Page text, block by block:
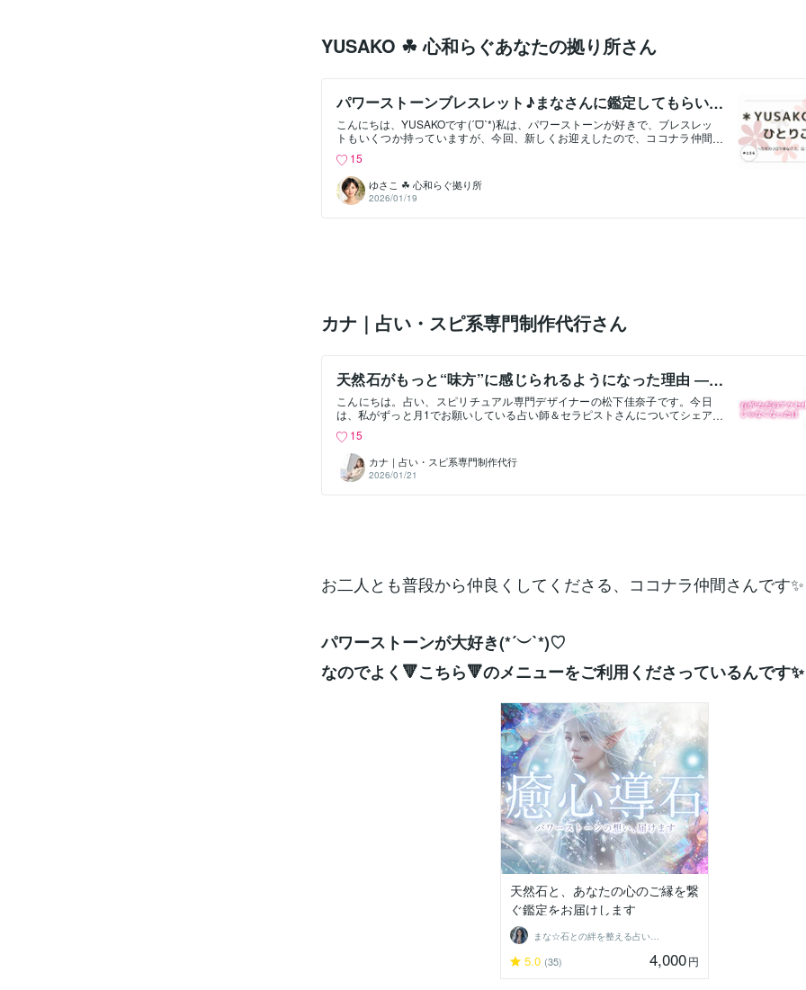
YUSAKO ☘ 心和らぐあなたの拠り所さん
パワーストーンブレスレット♪まなさんに鑑定してもらい
ました✨
こんにちは、YUSAKOです(ˊᗜˋ*)私は、パワーストーンが好きで、ブレスレッ
トもいくつか持っていますが、今回、新しくお迎えしたので、ココナラ仲間
すが、その時の鑑定結果が、ものすごく納得できて、もともと大好きだった
ブレスレットですが、さらに愛着が湧いたんですよね♪今回、まなさんにお願
いしたのは、こちらのブレスレット✨✼••┈┈••✼••┈┈••✼ラブラドライト、
ホワイトカルセドニーオーラ、ムーンストーン、水晶✼••┈┈••✼••┈┈••✼
「月と太陽の象徴」と呼ばれるラブラドライトに惹かれて購入しました。さ
運が、それぞれ★４でした。（他に恋愛、癒し、浄化の項目があります）石
からのメッセージでは、まなさんから具体的なイメージで、かつ、わかりや
すく伝えてくれます。詳しくは私の心の中に留めますが、前回のも、今回の
も、私のお願いしたブレスレットは、めちゃ男前なキャラでした💕といって
らっと受け流しながら、物事を進めていくタイプの
15
ゆさこ ☘ 心和らぐ拠り所
2026/01/19
カナ｜占い・スピ系専門制作代行さん
天然石がもっと“味方”に感じられるようになった理由 ―
私の体験
こんにちは。占い、スピリチュアル専門デザイナーの松下佳奈子です。今日
は、私がずっと月1でお願いしている占い師＆セラピストさんについてシェア
onala.com/users/888405パワーストーン鑑定をお願いし続けてから天然石を
見る目も心の状態も大きく変わりはじめました。■初めての依頼は「石って、
見てもらえるんだ？」から最初は「私に合う、天然石ってどれなんだろ？」
という軽い気持ちからでした。正直に言えば、当時はただキレイだから…で
欲しいなと思ってた私。でも、まな☆さんの鑑定を受けてから選び方も持っ
よ」と教えてもらった石は今ではお守りみたいな存在。自然と、自分のこと
も少しずつ大事に扱えるようになってきた気がしています。✨ 私が体験して
寄り添ってくれる感覚…これは体験してみないと分からないかも。■こんな人
に、まな☆さんをおすすめしたい・持っているパワース
15
カナ｜占い・スピ系専門制作代行
2026/01/21
お二人とも普段から仲良くしてくださる、ココナラ仲間さんです✨
パワーストーンが大好き(*´︶`*)♡
なのでよく🔻こちら🔻のメニューをご利用くださっているんです✨
天然石と、あなたの心のご縁を繋
ぐ鑑定をお届けします
まな☆石との絆を整える占い師＆セラピスト
5.0 (35) 4,000円